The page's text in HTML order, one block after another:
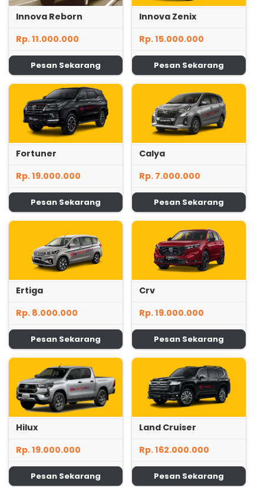
Innova Reborn
Rp. 11.000.000
Pesan Sekarang
Innova Zenix
Rp. 15.000.000
Pesan Sekarang
Fortuner
Rp. 19.000.000
Pesan Sekarang
Calya
Rp. 7.000.000
Pesan Sekarang
Ertiga
Rp. 8.000.000
Pesan Sekarang
Crv
Rp. 19.000.000
Pesan Sekarang
Hilux
Rp. 19.000.000
Pesan Sekarang
Land Cruiser
Rp. 162.000.000
Pesan Sekarang